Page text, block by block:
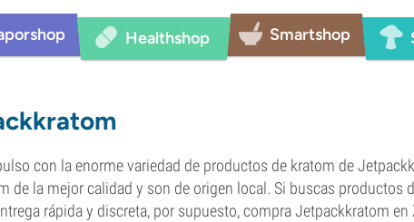
Healthshop Smartshop
con la enorme variedad de productos de kratom de
de la mejor calidad y son de origen local. Si buscas productos
rápida y discreta, por supuesto, compra Jetpackkratom en